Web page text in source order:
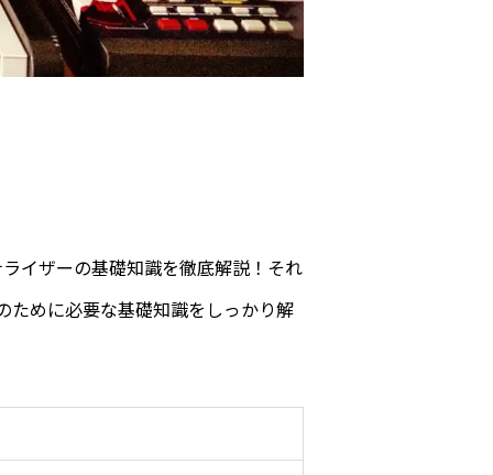
イザーの基礎知識を徹底解説！それ
ために必要な基礎知識をしっかり解